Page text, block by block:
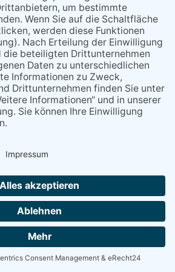
Ihren Betreff hier ein
den Text Ihrer Nachricht hier ein
- Eppsteiner Zeitung Druck- und Verlags-
GmbH
Powered bynative:media.